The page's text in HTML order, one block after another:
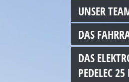
UNSER
DAS
DAS
PEDELEC